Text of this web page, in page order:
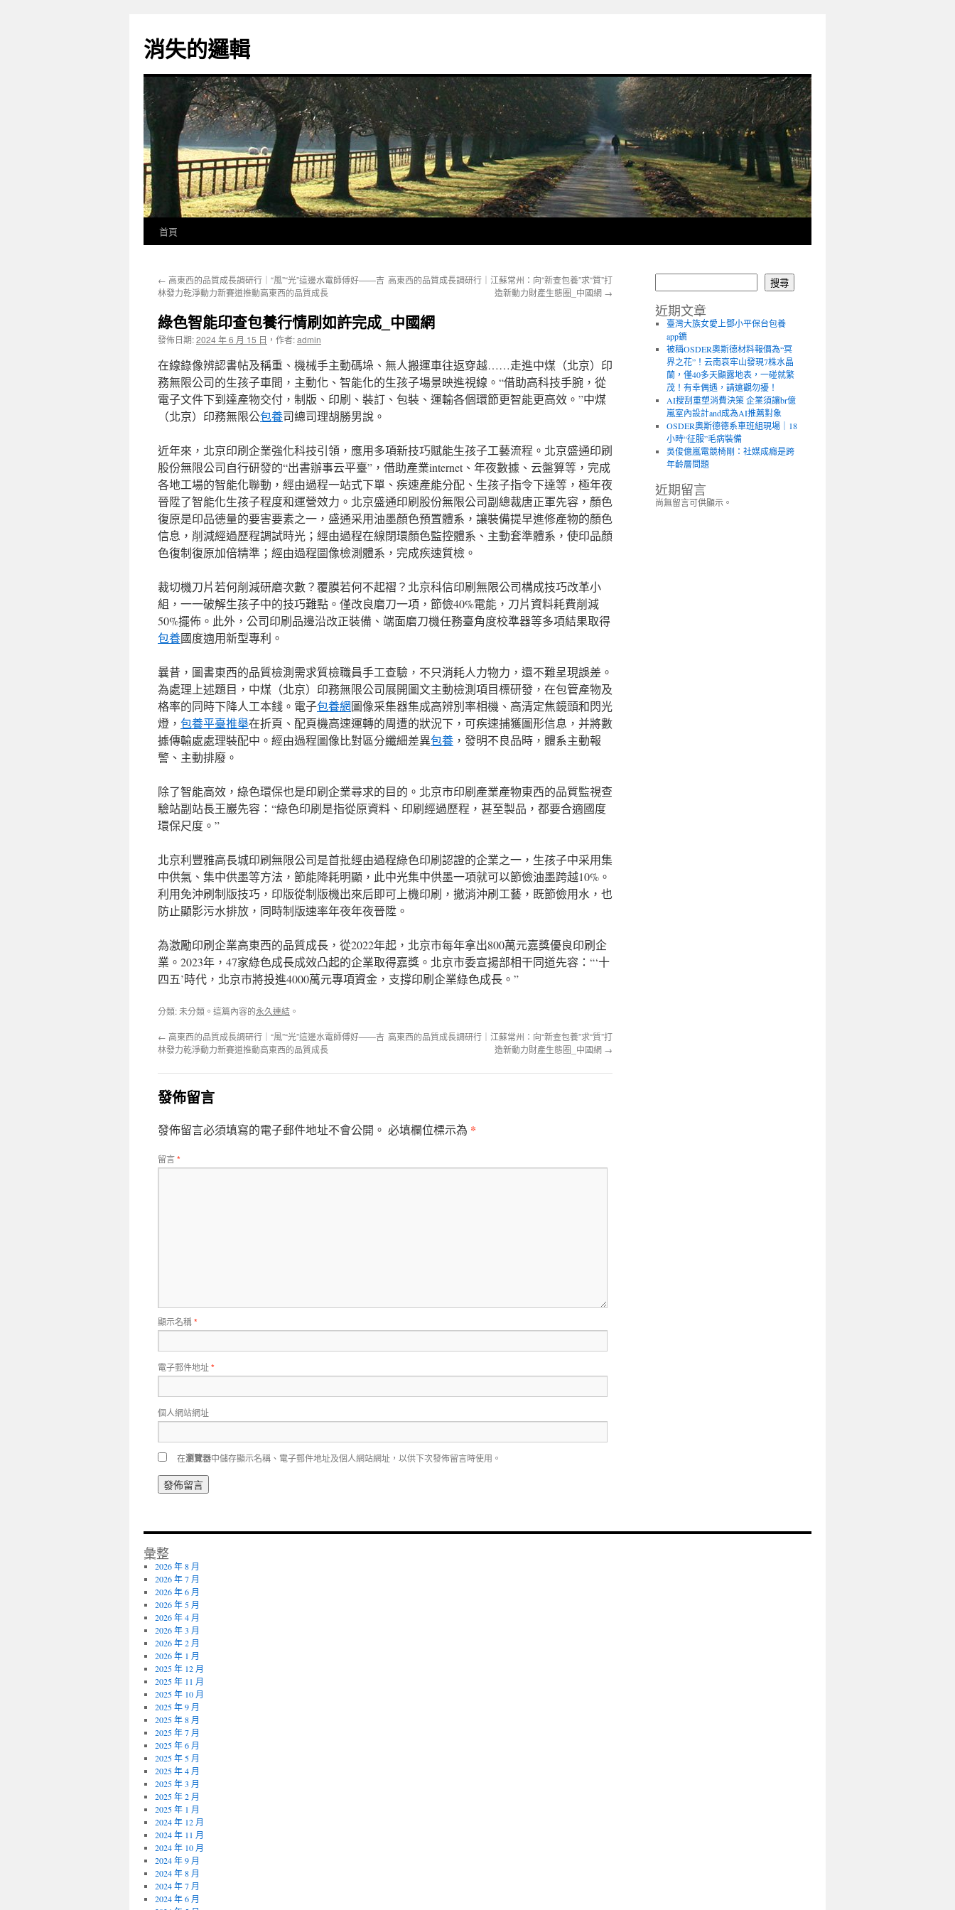
主
要
消失的邏輯
首頁
← 高東西的品質成長調研行｜“風”“光”這邊水電師傅好——吉
林發力乾淨動力新賽道推動高東西的品質成長
高東西的品質成長調研行｜江蘇常州：向“新查包養”求“質”打
造新動力財產生態圈_中國網 →
綠色智能印查包養行情刷如許完成_中國網
發佈日期:2024 年 6 月 15 日 ， 作者:admin
在線錄像辨認書帖及稱重、機械手主動碼垛、無人搬運車往返穿越……走進中煤（北京）印
務無限公司的生孩子車間，主動化、智能化的生孩子場景映進視線。“借助高科技手腕，從
電子文件下到達產物交付，制版、印刷、裝訂、包裝、運輸各個環節更智能更高效。”中煤
（北京）印務無限公包養司總司理胡勝男說。
近年來，北京印刷企業強化科技引領，應用多項新技巧賦能生孩子工藝流程。北京盛通印刷
股份無限公司自行研發的“出書辦事云平臺”，借助產業internet、年夜數據、云盤算等，完成
各地工場的智能化聯動，經由過程一站式下單、疾速產能分配、生孩子指令下達等，極年夜
晉陞了智能化生孩子程度和運營效力。北京盛通印刷股份無限公司副總裁唐正軍先容，顏色
復原是印品德量的要害要素之一，盛通采用油墨顏色預置體系，讓裝備提早進修產物的顏色
信息，削減經過歷程調試時光；經由過程在線閉環顏色監控體系、主動套準體系，使印品顏
色復制復原加倍精準；經由過程圖像檢測體系，完成疾速質檢。
裁切機刀片若何削減研磨次數？覆膜若何不起褶？北京科信印刷無限公司構成技巧改革小
組，一一破解生孩子中的技巧難點。僅改良磨刀一項，節儉40%電能，刀片資料耗費削減
50%擺佈。此外，公司印刷品邊沿改正裝備、端面磨刀機任務臺角度校準器等多項結果取得
包養國度適用新型專利。
曩昔，圖書東西的品質檢測需求質檢職員手工查驗，不只消耗人力物力，還不難呈現誤差。
為處理上述題目，中煤（北京）印務無限公司展開圖文主動檢測項目標研發，在包管產物及
格率的同時下降人工本錢。電子包養網圖像采集器集成高辨別率相機、高清定焦鏡頭和閃光
燈， 包養平臺推舉在折頁、配頁機高速運轉的周遭的狀況下，可疾速捕獲圖形信息，并將數
據傳輸處處理裝配中。經由過程圖像比對區分纖細差異包養 ，發明不良品時，體系主動報
警、主動排廢。
除了智能高效，綠色環保也是印刷企業尋求的目的。北京市印刷產業產物東西的品質監視查
驗站副站長王巖先容：“綠色印刷是指從原資料、印刷經過歷程，甚至製品，都要合適國度
環保尺度。”
北京利豐雅高長城印刷無限公司是首批經由過程綠色印刷認證的企業之一，生孩子中采用集
中供氣、集中供墨等方法，節能降耗明顯，此中光集中供墨一項就可以節儉油墨跨越10%。
利用免沖刷制版技巧，印版從制版機出來后即可上機印刷，撤消沖刷工藝，既節儉用水，也
防止顯影污水排放，同時制版速率年夜年夜晉陞。
為激勵印刷企業高東西的品質成長，從2022年起，北京市每年拿出800萬元嘉獎優良印刷企
業。2023年，47家綠色成長成效凸起的企業取得嘉獎。北京市委宣揚部相干同道先容：“‘十
四五’時代，北京市將投進4000萬元專項資金，支撐印刷企業綠色成長。”
分類: 未分類。這篇內容的永久連結 。
← 高東西的品質成長調研行｜“風”“光”這邊水電師傅好——吉
林發力乾淨動力新賽道推動高東西的品質成長
高東西的品質成長調研行｜江蘇常州：向“新查包養”求“質”打
造新動力財產生態圈_中國網 →
發佈留言
發佈留言必須填寫的電子郵件地址不會公開。 必填欄位標示為 *
留言*
顯示名稱*
電子郵件地址*
個人網站網址
在瀏覽器中儲存顯示名稱、電子郵件地址及個人網站網址，以供下次發佈留言時使用。
搜尋
近期文章
臺灣大族女愛上鄧小平保台包養
app鑣
被稱OSDER奧斯德材料報價為“冥
界之花”！云南哀牢山發現7株水晶
蘭，僅40多天顯露地表，一碰就繁
茂！有幸偶遇，請遠觀勿擾！
AI搜刮重塑消費決策 企業須讓br億
嵐室內設計and成為AI推薦對象
OSDER奧斯德德系車班組現場｜18
小時“征服”毛病裝備
吳俊億嵐電競椅剛：社媒成癮是跨
年齡層問題
近期留言
尚無留言可供顯示。
彙整
2026 年 8 月
2026 年 7 月
2026 年 6 月
2026 年 5 月
2026 年 4 月
2026 年 3 月
2026 年 2 月
2026 年 1 月
2025 年 12 月
2025 年 11 月
2025 年 10 月
2025 年 9 月
2025 年 8 月
2025 年 7 月
2025 年 6 月
2025 年 5 月
2025 年 4 月
2025 年 3 月
2025 年 2 月
2025 年 1 月
2024 年 12 月
2024 年 11 月
2024 年 10 月
2024 年 9 月
2024 年 8 月
2024 年 7 月
2024 年 6 月